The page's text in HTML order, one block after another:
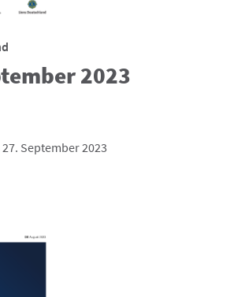
2023
September 2023